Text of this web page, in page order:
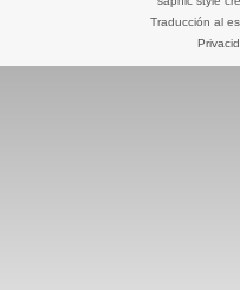
Traducción al